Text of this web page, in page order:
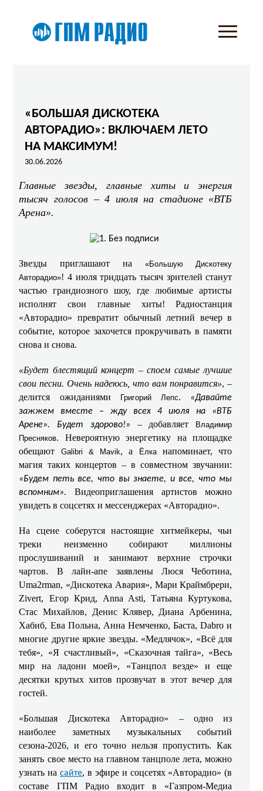
«БОЛЬШАЯ ДИСКОТЕКА
АВТОРАДИО»: ВКЛЮЧАЕМ ЛЕТО
НА МАКСИМУМ!
30.06.2026
Главные звезды, главные хиты и энергия
тысяч голосов – 4 июля на стадионе «ВТБ
Арена».
Звезды приглашают на «Большую Дискотеку
Авторадио»! 4 июля тридцать тысяч зрителей станут
частью грандиозного шоу, где любимые артисты
исполнят свои главные хиты! Радиостанция
«Авторадио» превратит обычный летний вечер в
событие, которое захочется прокручивать в памяти
снова и снова.
«Будет блестящий концерт – споем самые лучшие
свои песни. Очень надеюсь, что вам понравится», –
делится ожиданиями
Григорий Лепс. «Давайте
зажжем вместе – жду всех 4 июля на «ВТБ
Арене». Будет здорово!» – добавляет
Владимир
Пресняков. Невероятную энергетику на площадке
обещают Galibri & Mavik, а Ёлканапоминает, что
магия таких концертов – в совместном звучании:
«Будем петь все, что вы знаете, и все, что мы
вспомним». Видеоприглашения артистов можно
увидеть в соцсетях и мессенджерах «Авторадио».
На сцене соберутся настоящие хитмейкеры, чьи
треки неизменно собирают миллионы
прослушиваний и занимают верхние строчки
чартов. В лайн-апе заявлены Люся Чеботина,
Uma2rman, «Дискотека Авария», Мари Краймбрери,
Zivert, Егор Крид, Anna Asti, Татьяна Куртукова,
Стас Михайлов, Денис Клявер, Диана Арбенина,
Хабиб, Ева Польна, Анна Немченко, Баста, Dabro и
многие другие яркие звезды. «Медлячок», «Всё для
тебя», «Я счастливый», «Сказочная тайга», «Весь
мир на ладони моей», «Танцпол везде» и еще
десятки крутых хитов прозвучат в этот вечер для
гостей.
«Большая Дискотека Авторадио» – одно из
наиболее заметных музыкальных событий
сезона-2026, и его точно нельзя пропустить. Как
занять свое место на главном танцполе лета, можно
узнать насайте, в эфире и соцсетях «Авторадио» (в
составе ГПМ Радио входит в «Газпром-Медиа